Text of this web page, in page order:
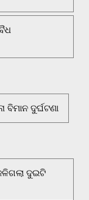
ଦୁର୍ଘଟଣା
ଦୁଇଟି